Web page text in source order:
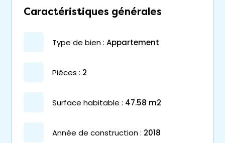
Caractéristiques générales
type de bien : appartement
pièces : 2
surface habitable : 47.58 m2
année de construction : 2018